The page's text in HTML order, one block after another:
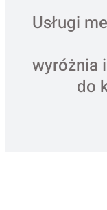
Usługi
wyróżnia
do